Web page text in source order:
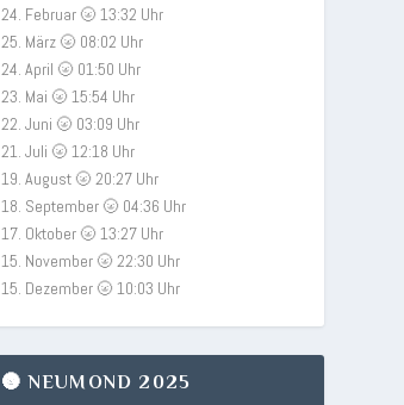
24. Februar 🌝 13:32 Uhr
25. März 🌝 08:02 Uhr
24. April 🌝 01:50 Uhr
23. Mai 🌝 15:54 Uhr
22. Juni 🌝 03:09 Uhr
21. Juli 🌝 12:18 Uhr
19. August 🌝 20:27 Uhr
18. September 🌝 04:36 Uhr
17. Oktober 🌝 13:27 Uhr
15. November 🌝 22:30 Uhr
15. Dezember 🌝 10:03 Uhr
🌚 NEUMOND 2025